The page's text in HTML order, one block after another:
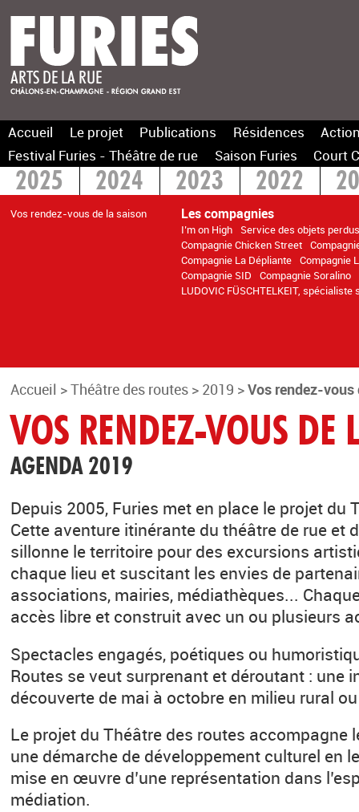
Accueil Le projet Publications Résidences
Festival Furies - Théâtre de rue
Saison Furies Court
2025 2024 2023 2022
Vos rendez-vous de la saison Les compagnies
I’m on High
Service des objets perdus
Compagnie Chicken Street
Compagnie La Dépliante Compagnie
Compagnie SID
Compagnie Soralino
LUDOVIC FÜSCHTELKEIT,
2015 > 2014
Accueil >Théâtre des routes > 2019 >Vos rendez-
VOS RENDEZ-VOUS DE
AGENDA 2019
Depuis 2005, Furies met en place le projet du
Cette aventure itinérante du théâtre de rue et
sillonne le territoire pour des excursions
chaque lieu et suscitant les envies de
associations, mairies, médiathèques...
accès libre et construit avec un ou plusieurs
Spectacles engagés, poétiques ou
Routes se veut surprenant et déroutant : une
découverte de mai à octobre en milieu rural
Le projet du Théâtre des routes accompagne
une démarche de développement culturel en
mise en œuvre d’une représentation dans
médiation.